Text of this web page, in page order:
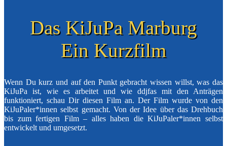
Das KiJuPa Marburg
Ein Kurzfilm
Wenn Du kurz und auf den Punkt gebracht wissen willst, was das
KiJuPa ist, wie es arbeitet und wie ddjfas mit den Anträgen
funktioniert, schau Dir diesen Film an. Der Film wurde von den
KiJuPaler*innen selbst gemacht. Von der Idee über das Drehbuch
bis zum fertigen Film – alles haben die KiJuPaler*innen selbst
entwickelt und umgesetzt.